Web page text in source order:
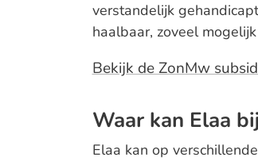
verstandelijk
haalbaar, zoveel
Bekijk de ZonMw
Waar kan Elaa
Elaa kan op